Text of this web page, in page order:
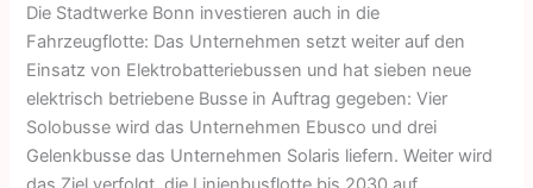
Die Stadtwerke Bonn investieren auch in die
Fahrzeugflotte: Das Unternehmen setzt weiter auf den
Einsatz von Elektrobatteriebussen und hat sieben neue
elektrisch betriebene Busse in Auftrag gegeben: Vier
Solobusse wird das Unternehmen Ebusco und drei
Gelenkbusse das Unternehmen Solaris liefern. Weiter wird